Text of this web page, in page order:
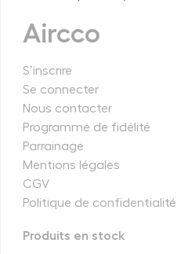
Aircco
S’inscrire
Se connecter
Nous contacter
Programme de fidélité
Parrainage
Mentions légales
CGV
Politique de confidentialité
Produits en stock